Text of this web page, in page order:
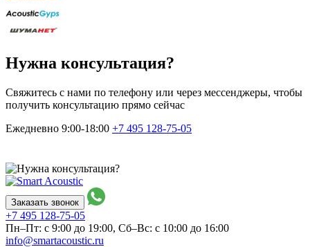
Нужна консультация?
Свяжитесь с нами по телефону или через мессенджеры, чтобы
получить консультацию прямо сейчас
Ежедневно 9:00-18:00 +7 495 128-75-05
Заказать звонок
+7 495 128-75-05
Пн–Пт: с 9:00 до 19:00, Сб–Вс: с 10:00 до 16:00
info@smartacoustic.ru